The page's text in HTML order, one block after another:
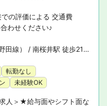
の評価による 交通費
わせください♪
藤の牛島駅 徒歩17分（東武野田線） / 南桜井駅 徒歩21分（東武野田線）
転勤なし
未経験OK
人＞★給与面やシフト面な